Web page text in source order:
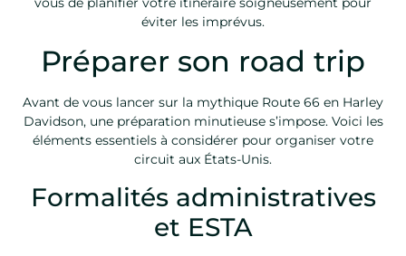
éviter les imprévus.
Préparer son road trip
Avant de vous lancer sur la mythique Route 66 en Harley
Davidson, une préparation minutieuse s’impose. Voici les
éléments essentiels à considérer pour organiser votre
circuit aux États-Unis.
Formalités administratives
et ESTA